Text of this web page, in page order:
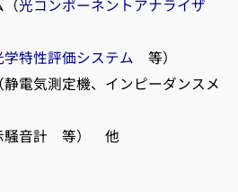
（光コンポーネントアナライザ
学特性評価システム 等）
電気測定機、インピーダンスメ
騒音計 等） 他